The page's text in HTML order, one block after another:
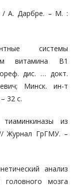
/ А. Дарбре. – М. :
системы
витамина В1
дис. … докт.
Минск. ин-т
32 с.
из
Журнал ГрГМУ. –
анализ
мозга